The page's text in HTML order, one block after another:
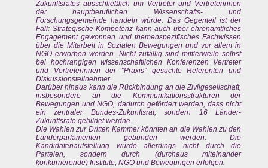
Zukunftsrates ausschließlich um Vertreter und Vertreterinnen
der hauptberuflichen Wissenschafts- und
Forschungsgemeinde handeln würde. Das Gegenteil ist der
Fall: Strategische Kompetenz kann auch über ehrenamtliches
Engagement gewonnen und themenspezifisches Fachwissen
über die Mitarbeit in Sozialen Bewegungen und vor allem in
NGO erworben werden. Nicht zufällig sind mittlerweile selbst
bei hochrangigen wissenschaftlichen Konferenzen Vertreter
und Vertreterinnen der "Praxis" gesuchte Referenten und
Diskussionsteilnehmer.
Darüber hinaus kann die Rückbindung an die Zivilgesellschaft,
insbesondere an die Kommunikationsstrukturen der
Bewegungen und NGO, dadurch gefördert werden, dass nicht
ein zentraler Bundes-Zukunftsrat, sondern 16 Länder-
Zukunftsräte gebildet werdne. ...
Die Wahlen zur Dritten Kammer könnten an die Wahlen zu den
Länderparlamenten gebunden werden. Die
Kandidatenaufstellung würde allerdings nicht durch die
Parteien, sondern durch (durchaus miteinander
konkurrierende) Institute, NGO und Bewegungen erfolgen.